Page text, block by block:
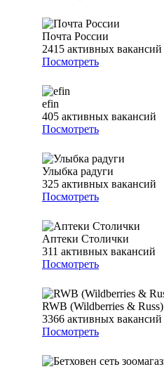
Почта России
2415 активных вакансий
Посмотреть
efin
405 активных вакансий
Посмотреть
Улыбка радуги
325 активных вакансий
Посмотреть
Аптеки Столички
311 активных вакансий
Посмотреть
RWB (Wildberries & Russ)
3366 активных вакансий
Посмотреть